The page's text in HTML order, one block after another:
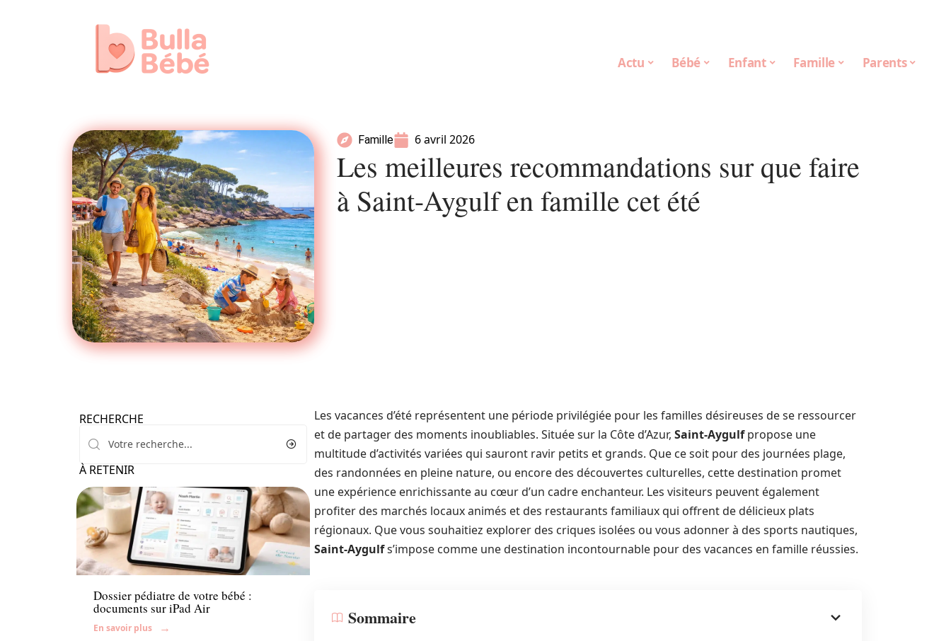
Actu Bébé Enfant Famille Parents
Famille 6 avril 2026
Les meilleures recommandations sur que faire
à Saint-Aygulf en famille cet été
RECHERCHE
À RETENIR
Enfant
Dossier pédiatre de votre bébé :
documents sur iPad Air
En savoir plus
Les vacances d’été représentent une période privilégiée pour les familles désireuses de se ressourcer
et de partager des moments inoubliables. Située sur la Côte d’Azur, Saint-Aygulfpropose une
multitude d’activités variées qui sauront ravir petits et grands. Que ce soit pour des journées plage,
des randonnées en pleine nature, ou encore des découvertes culturelles, cette destination promet
une expérience enrichissante au cœur d’un cadre enchanteur. Les visiteurs peuvent également
profiter des marchés locaux animés et des restaurants familiaux qui offrent de délicieux plats
régionaux. Que vous souhaitiez explorer des criques isolées ou vous adonner à des sports nautiques,
Saint-Aygulfs’impose comme une destination incontournable pour des vacances en famille réussies.
Sommaire